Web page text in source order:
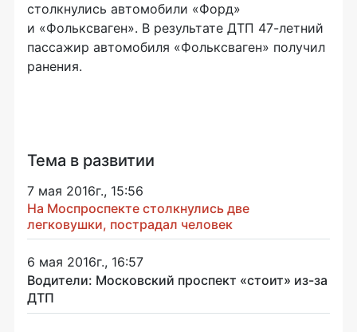
столкнулись автомобили «Форд»
и «Фольксваген». В результате ДТП 47-летний
пассажир автомобиля «Фольксваген» получил
ранения.
Тема в развитии
7 мая 2016г., 15:56
На Моспроспекте столкнулись две
легковушки, пострадал человек
6 мая 2016г., 16:57
Водители: Московский проспект «стоит» из-за
ДТП